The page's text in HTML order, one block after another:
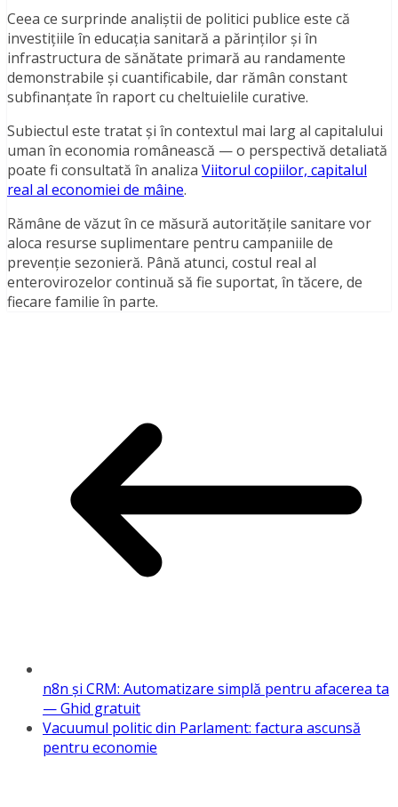
Ceea ce surprinde analiștii de politici publice este că
investițiile în educația sanitară a părinților și în
infrastructura de sănătate primară au randamente
demonstrabile și cuantificabile, dar rămân constant
subfinanțate în raport cu cheltuielile curative.
Subiectul este tratat și în contextul mai larg al capitalului
uman în economia românească — o perspectivă detaliată
poate fi consultată în analiza Viitorul copiilor, capitalul
real al economiei de mâine.
Rămâne de văzut în ce măsură autoritățile sanitare vor
aloca resurse suplimentare pentru campaniile de
prevenție sezonieră. Până atunci, costul real al
enterovirozelor continuă să fie suportat, în tăcere, de
fiecare familie în parte.
n8n și CRM: Automatizare simplă pentru afacerea ta
— Ghid gratuit
Vacuumul politic din Parlament: factura ascunsă
pentru economie